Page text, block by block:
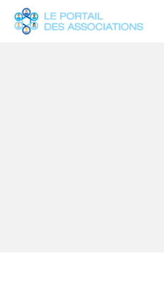
Panneau de gestion des cookies